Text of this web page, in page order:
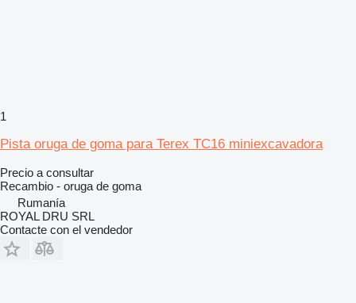
1
Pista oruga de goma para Terex TC16 miniexcavadora
Precio a consultar
Recambio - oruga de goma
Rumanía
ROYAL DRU SRL
Contacte con el vendedor